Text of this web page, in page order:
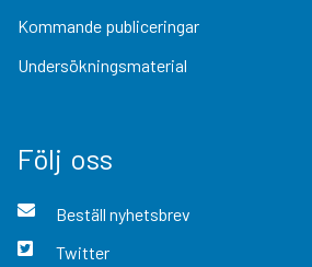
Kommande publiceringar
Undersökningsmaterial
Följ oss
Beställ nyhetsbrev
Twitter